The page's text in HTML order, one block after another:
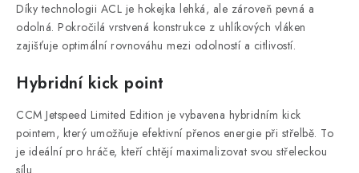
Díky technologii ACL je hokejka lehká, ale zároveň pevná a
odolná. Pokročilá vrstvená konstrukce z uhlíkových vláken
zajišťuje optimální rovnováhu mezi odolností a citlivostí.
Hybridní kick point
CCM Jetspeed Limited Edition je vybavena hybridním kick
pointem, který umožňuje efektivní přenos energie při střelbě. To
je ideální pro hráče, kteří chtějí maximalizovat svou střeleckou
sílu.